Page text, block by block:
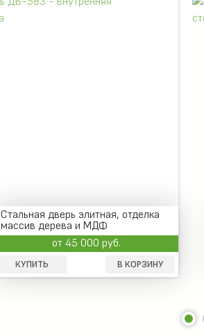
Стальная дверь элитная, отделка
массив дерева и МДФ
от 45 000 руб.
КУПИТЬ В КОРЗИНУ